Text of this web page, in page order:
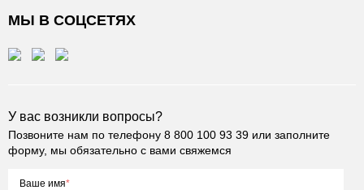
МЫ В СОЦСЕТЯХ
У вас возникли вопросы?
Позвоните нам по телефону 8 800 100 93 39 или заполните
форму, мы обязательно с вами свяжемся
Ваше имя